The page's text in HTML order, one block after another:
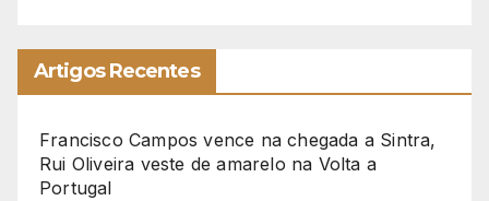
Artigos Recentes
Francisco Campos vence na chegada a Sintra,
Rui Oliveira veste de amarelo na Volta a
Portugal